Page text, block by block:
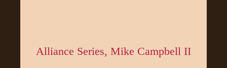
Alliance Series, Mike Campbell II